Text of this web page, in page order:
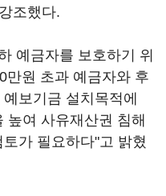
조했다.
예금자를 보호하기 위
만원 초과 예금자와 후
보기금 설치목적에
높여 사유재산권 침해
가 필요하다"고 밝혔